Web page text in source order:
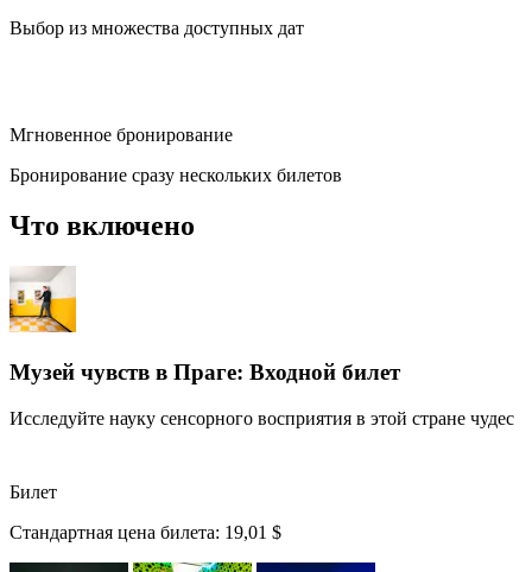
Выбор из множества доступных дат
Мгновенное бронирование
Бронирование сразу нескольких билетов
Что включено
Музей чувств в Праге: Входной билет
Исследуйте науку сенсорного восприятия в этой стране чудес
Билет
Стандартная цена билета: 19,01 $